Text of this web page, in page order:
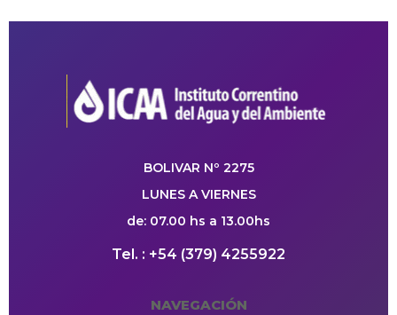
BOLIVAR Nº 2275
LUNES A VIERNES
de: 07.00 hs a 13.00hs
Tel. : +54 (379) 4255922
NAVEGACIÓN